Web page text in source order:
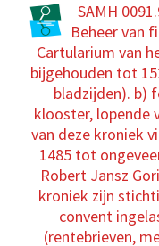
SAMH
Beheer van
Cartularium van
bijgehouden tot
bladzijden). b)
klooster, lopende
van deze kroniek
1485 tot
Robert Jansz
kroniek zijn
convent
(rentebrieven,